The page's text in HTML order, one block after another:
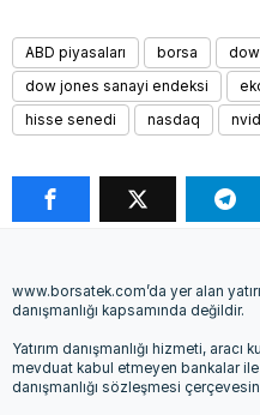
ABD piyasaları borsa
dow jones sanayi endeksi
hisse senedi
nasdaq
www.borsatek.com’da yer alan
danışmanlığı kapsamında değildir.
Yatırım danışmanlığı hizmeti,
mevduat kabul etmeyen bankalar ile
danışmanlığı sözleşmesi